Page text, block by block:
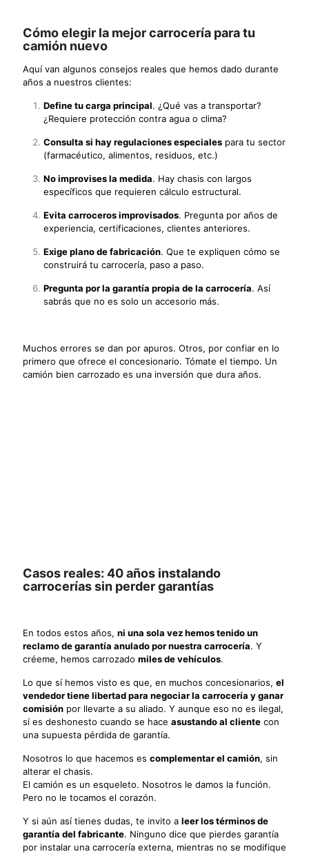
Cómo elegir la mejor carrocería para tu
camión nuevo
Aquí van algunos consejos reales que hemos dado durante
años a nuestros clientes:
Define tu carga principal. ¿Qué vas a transportar?
¿Requiere protección contra agua o clima?
Consulta si hay regulaciones especiales para tu sector
(farmacéutico, alimentos, residuos, etc.)
No improvises la medida. Hay chasis con largos
específicos que requieren cálculo estructural.
Evita carroceros improvisados. Pregunta por años de
experiencia, certificaciones, clientes anteriores.
Exige plano de fabricación. Que te expliquen cómo se
construirá tu carrocería, paso a paso.
Pregunta por la garantía propia de la carrocería. Así
sabrás que no es solo un accesorio más.
Muchos errores se dan por apuros. Otros, por confiar en lo
primero que ofrece el concesionario. Tómate el tiempo. Un
camión bien carrozado es una inversión que dura años.
Casos reales: 40 años instalando
carrocerías sin perder garantías
En todos estos años, ni una sola vez hemos tenido un
reclamo de garantía anulado por nuestra carrocería. Y
créeme, hemos carrozado miles de vehículos.
Lo que sí hemos visto es que, en muchos concesionarios, el
vendedor tiene libertad para negociar la carrocería y ganar
comisión por llevarte a su aliado. Y aunque eso no es ilegal,
sí es deshonesto cuando se hace asustando al cliente con
una supuesta pérdida de garantía.
Nosotros lo que hacemos es complementar el camión, sin
alterar el chasis.
El camión es un esqueleto. Nosotros le damos la función.
Pero no le tocamos el corazón.
Y si aún así tienes dudas, te invito a leer los términos de
garantía del fabricante. Ninguno dice que pierdes garantía
por instalar una carrocería externa, mientras no se modifique